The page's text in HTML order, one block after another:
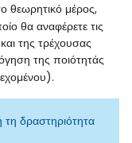
θεωρητικό μέρος,
θα αναφέρετε τις
της τρέχουσας
της ποιότητάς
δραστηριότητα